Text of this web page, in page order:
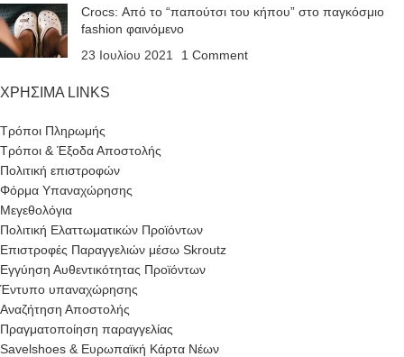
Crocs: Από το “παπούτσι του κήπου” στο παγκόσμιο
fashion φαινόμενο
23 Ιουλίου 2021
1 Comment
ΧΡΗΣΙΜΑ LINKS
Τρόποι Πληρωμής
Τρόποι & Έξοδα Αποστολής
Πολιτική επιστροφών
Φόρμα Υπαναχώρησης
Μεγεθολόγια
Πολιτική Ελαττωματικών Προϊόντων
Επιστροφές Παραγγελιών μέσω Skroutz
Εγγύηση Αυθεντικότητας Προϊόντων
Έντυπο υπαναχώρησης
Αναζήτηση Αποστολής
Πραγματοποίηση παραγγελίας
Savelshoes & Ευρωπαϊκή Κάρτα Νέων